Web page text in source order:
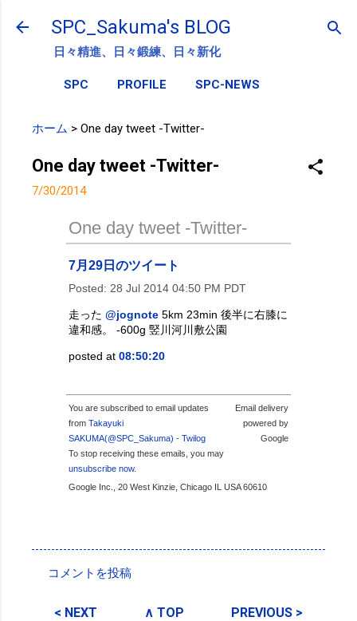
スキップしてメイン コンテンツに移動
SPC_Sakuma's BLOG
日々精進、日々鍛練、日々新化
SPC PROFILE SPC-NEWS
ホーム > One day tweet -Twitter-
One day tweet -Twitter-
7/30/2014
One day tweet -Twitter-
7月29日のツイート
Posted: 28 Jul 2014 04:50 PM PDT
走った @jognote 5km 23min 後半に右膝に
違和感。 -600g 竪川河川敷公園
posted at 08:50:20
You are subscribed to email updates
from Takayuki
SAKUMA(@SPC_Sakuma) - Twilog
To stop receiving these emails, you may
unsubscribe now.
Email delivery
powered by
Google
Google Inc., 20 West Kinzie, Chicago IL USA 60610
メ
コメントを投稿
< NEXT ∧ TOP PREVIOUS >